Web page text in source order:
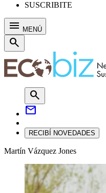
SUSCRIBITE
menu MENÚ
search
search
mail
RECIBÍ NOVEDADES
Martín Vázquez Jones